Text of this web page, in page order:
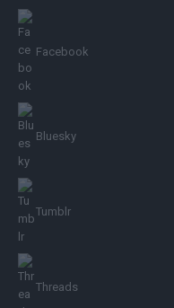
Facebook
Bluesky
Tumblr
Threads